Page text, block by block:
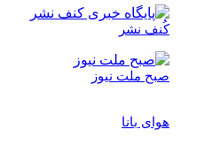
کُنف نشر
صبح ملت نیوز
هوای بانا